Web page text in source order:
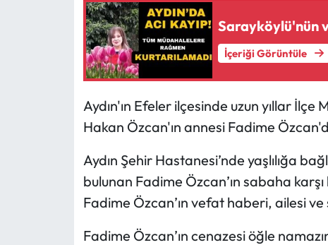
Sarayköylü'nün
İçeriği Görüntüle
Aydın'ın Efeler ilçesinde uzun yıllar
Hakan Özcan'ın annesi Fadime
Aydın Şehir Hastanesi’nde yaşlılığa
bulunan Fadime Özcan’ın sabaha
Fadime Özcan’ın vefat haberi, ailesi
Fadime Özcan’ın cenazesi öğle
RESMİ İLANLAR
HABER İLAN